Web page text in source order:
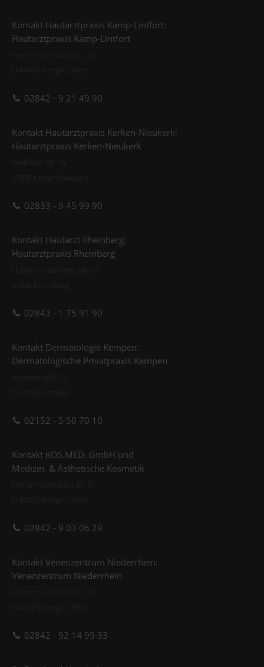
Kontakt Hautarztpraxis Kamp-Lintfort:
Hautarztpraxis Kamp-Lintfort
02842 - 9 21 49 90
Kontakt Hautarztpraxis Kerken-Nieukerk:
Hautarztpraxis Kerken-Nieukerk
02833 - 9 45 99 90
Kontakt Hautarzt Rheinberg:
Hautarztpraxis Rheinberg
02843 - 1 75 91 90
Kontakt Dermatologie Kempen:
Dermatologische Privatpraxis Kempen
02152 - 5 50 70 10
Kontakt KOS.MED. GmbH und
Medizin. & Ästhetische Kosmetik
02842 - 9 03 06 29
Kontakt Venenzentrum Niederrhein:
Venenzentrum Niederrhein
02842 - 92 14 99 33